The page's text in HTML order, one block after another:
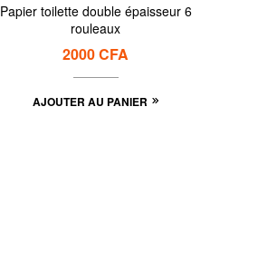
Papier toilette double épaisseur 6
rouleaux
2000CFA
AJOUTER AU PANIER